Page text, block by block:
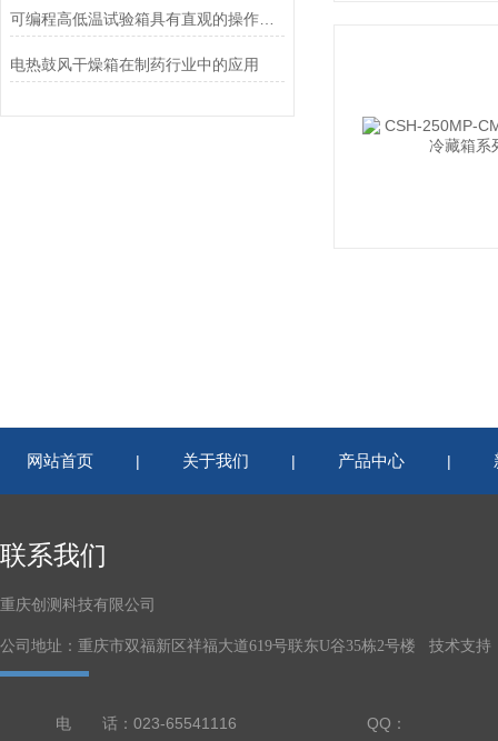
可编程高低温试验箱具有直观的操作界面和人性化的设计
电热鼓风干燥箱在制药行业中的应用
网站首页 | 关于我们 | 产品中心 |
联系我们
重庆创测科技有限公司
公司地址：重庆市双福新区祥福大道619号联东U谷35栋2号楼 技术支持
电 话：023-65541116 QQ：